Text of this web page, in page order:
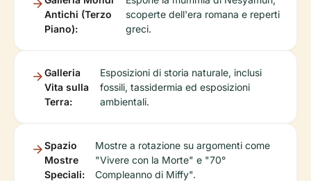
Antichi (Terzo
Piano):
scoperte dell'era romana e reperti
greci.
Galleria
Vita sulla
Terra:
Esposizioni di storia naturale, inclusi
fossili, tassidermia ed esposizioni
ambientali.
Spazio
Mostre
Speciali:
Mostre a rotazione su argomenti come
"Vivere con la Morte" e "70°
Compleanno di Miffy".